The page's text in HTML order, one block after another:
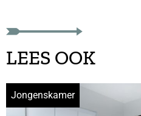
LEES OOK
Jongenskamer